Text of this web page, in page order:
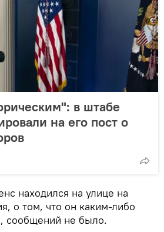
в штабе
на его пост о
находился на улице на
о том, что он каким-либо
сообщений не было.